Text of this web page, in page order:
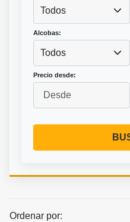
Todos
Alcobas:
Todos
Precio desde:
Ordenar por: